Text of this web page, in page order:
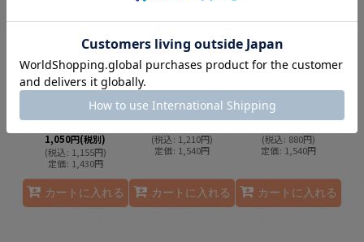
虫のかくれんぼ(ず
かんライブラリー)
【状態B】
1,050円(税別)
(税込: 1,155円)
定価: 1,430円
カートに入れる
夏の虫夏の花【状態
B】2
(税込: 1,210円)
定価: 1,540円
カートに入れる
C】
(税込: 880円)
定価: 1,540円
カートに入れる